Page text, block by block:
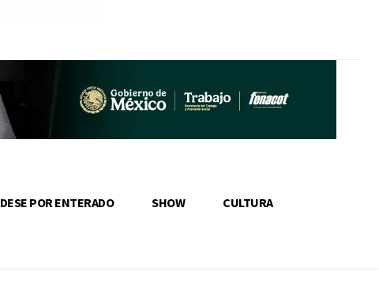
DESE POR ENTERADO SHOW CULTURA